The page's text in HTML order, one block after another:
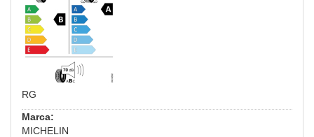
RG
Marca:
MICHELIN